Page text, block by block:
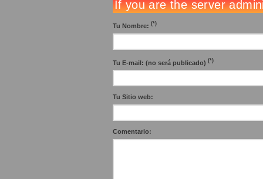
Tu Nombre: (*)
Tu E-mail: (no será publicado) (*)
Tu Sitio web:
Comentario: